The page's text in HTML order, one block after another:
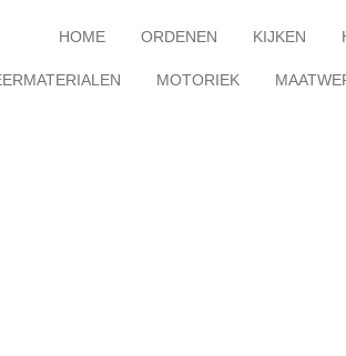
HOME ORDENEN KIJKEN
MOTORIEK